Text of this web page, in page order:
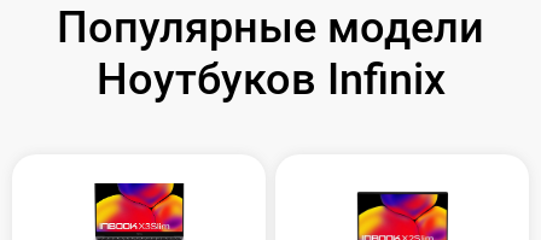
Популярные модели
Ноутбуков Infinix